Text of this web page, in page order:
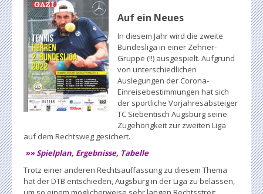
Auf ein Neues
In diesem Jahr wird die zweite
Bundesliga in einer Zehner-
Gruppe (!!) ausgespielt. Aufgrund
von unterschiedlichen
Auslegungen der Corona-
Einreisebestimmungen hat sich
der sportliche Vorjahresabsteiger
TC Siebentisch Augsburg seine
Zugehörigkeit zur zweiten Liga
auf dem Rechtsweg gesichert.
»» Spielplan, Ergebnisse, Tabelle
Trotz einer anderen Rechtsauffassung zu diesem Thema
hat der DTB entschieden, Augsburg in der Liga zu belassen,